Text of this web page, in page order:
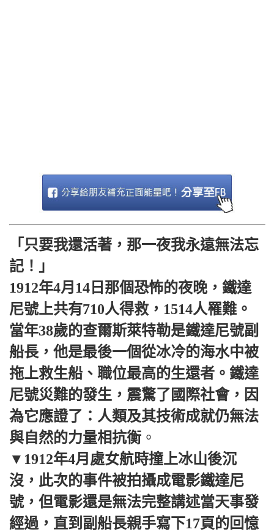
「只要我還活著，那一夜我永遠無法忘
記！」
1912年4月14日那個恐怖的夜晚，鐵達
尼號上共有710人得救，1514人罹難。
當年38歲的查爾斯萊特勒是鐵達尼號副
船長，他是最後一個從冰冷的海水中被
拖上救生船、職位最高的生還者。鐵達
尼號災難的發生，震驚了國際社會，因
為它應證了：人類及其技術成就仍無法
與自然的力量相抗衡。
▼1912年4月處女航時撞上冰山後沉
沒，此次的事件被拍攝成電影鐵達尼
號，但電影還是無法完整講述當天事發
經過，直到副船長親手寫下17頁的回憶